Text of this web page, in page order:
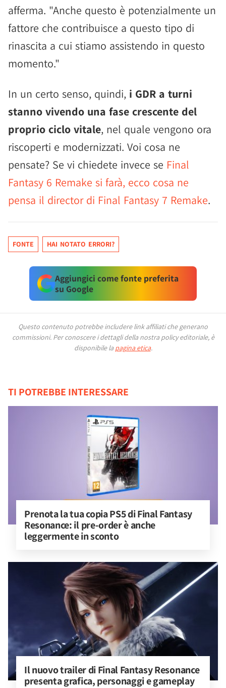
afferma. "Anche questo è potenzialmente un
fattore che contribuisce a questo tipo di
rinascita a cui stiamo assistendo in questo
momento."
In un certo senso, quindi, i GDR a turni
stanno vivendo una fase crescente del
proprio ciclo vitale, nel quale vengono ora
riscoperti e modernizzati. Voi cosa ne
pensate? Se vi chiedete invece se Final
Fantasy 6 Remake si farà, ecco cosa ne
pensa il director di Final Fantasy 7 Remake.
FONTE HAI NOTATO ERRORI?
Aggiungici come fonte preferita
su Google
Questo contenuto potrebbe includere link affiliati che generano
commissioni. Per conoscere i dettagli della nostra policy editoriale, è
disponibile la pagina etica.
TI POTREBBE INTERESSARE
Prenota la tua copia PS5 di Final Fantasy
Resonance: il pre-order è anche
leggermente in sconto
Il nuovo trailer di Final Fantasy Resonance
presenta grafica, personaggi e gameplay